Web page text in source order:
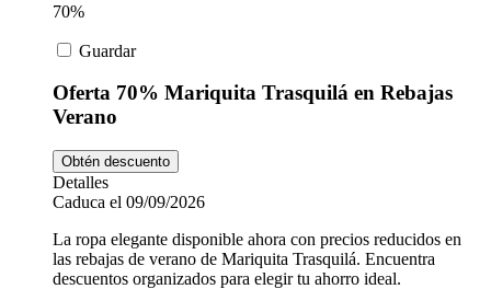
70%
Guardar
Oferta 70% Mariquita Trasquilá en Rebajas
Verano
Obtén descuento
Detalles
Caduca el 09/09/2026
La ropa elegante disponible ahora con precios reducidos en
las rebajas de verano de Mariquita Trasquilá. Encuentra
descuentos organizados para elegir tu ahorro ideal.